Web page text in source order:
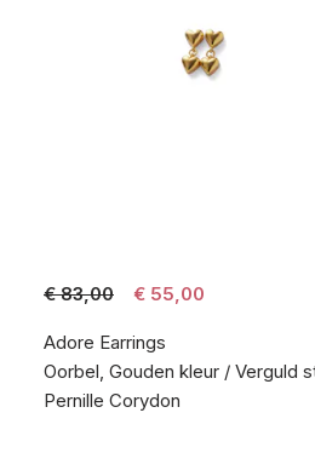
€ 83,00 € 55,00
Adore Earrings
Oorbel, Gouden kleur / Verguld
Pernille Corydon